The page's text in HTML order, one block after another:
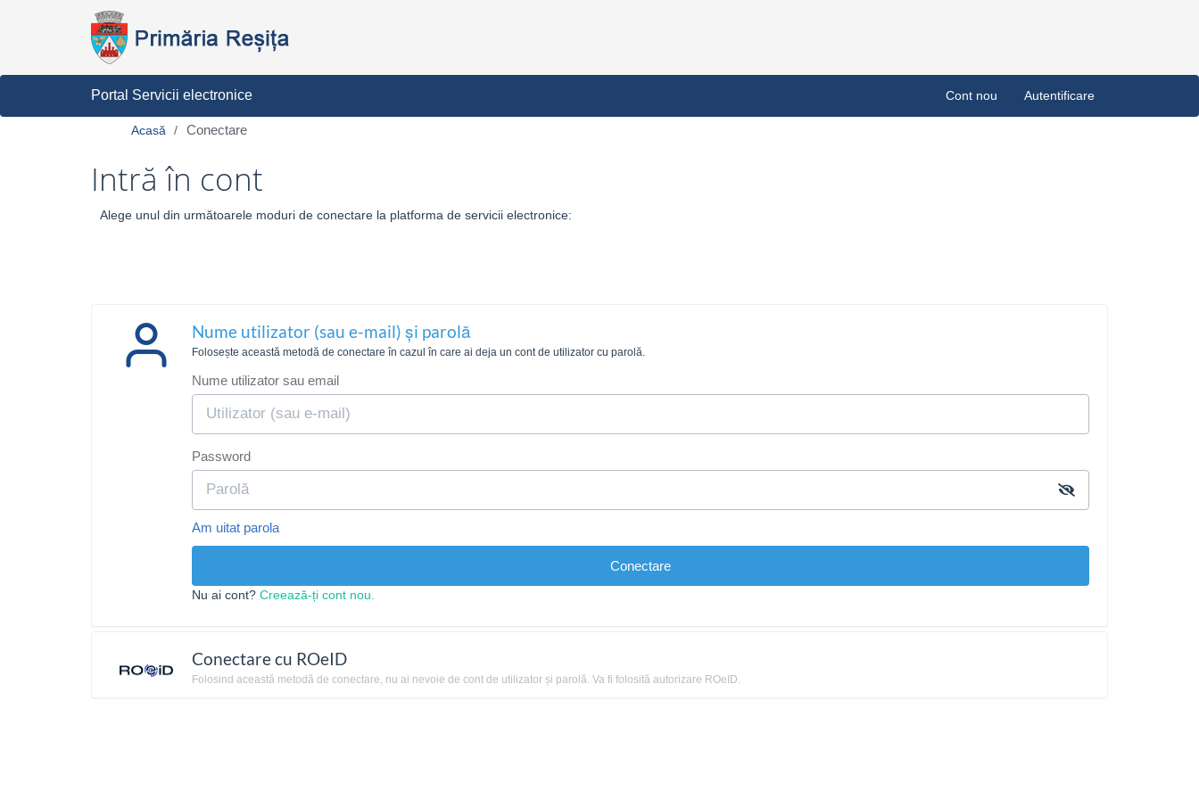
Portal Servicii electronice Cont nou Autentificare
Acasă Conectare
Intră în cont
Alege unul din următoarele moduri de conectare la platforma de servicii electronice:
Nume utilizator (sau e-mail) și parolă
Folosește această metodă de conectare în cazul în care ai deja un cont de utilizator cu parolă.
Nume utilizator sau email
Password
Am uitat parola
Conectare
Nu ai cont?Creează-ți cont nou.
Conectare cu ROeID
Folosind această metodă de conectare, nu ai nevoie de cont de utilizator și parolă. Va fi folosită autorizare ROeID.